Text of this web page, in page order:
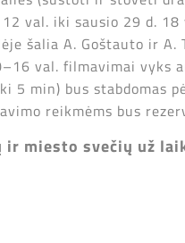
12 val. iki sausio 29 d.
šalia A. Goštauto ir A.
val. filmavimai vyks
5 min) bus stabdomas
reikmėms bus
miesto svečių už